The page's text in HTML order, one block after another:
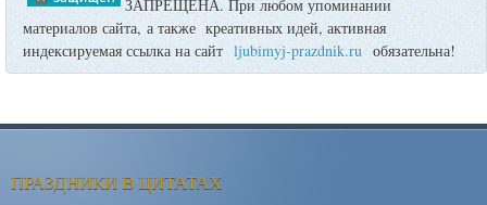
ЗАПРЕЩЕНА. При любом упоминании
материалов сайта, а также креативных идей, активная
индексируемая ссылка на сайт ljubimyj-prazdnik.ru обязательна!
ПРАЗДНИКИ В ЦИТАТАХ